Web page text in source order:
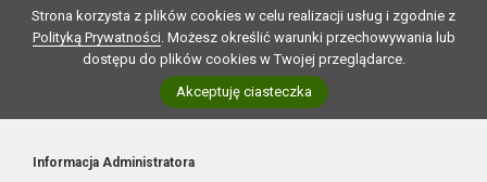
Strona korzysta z plików cookies w celu realizacji usług i zgodnie z
Polityką Prywatności. Możesz określić warunki przechowywania lub
dostępu do plików cookies w Twojej przeglądarce.
Akceptuję ciasteczka
Informacja Administratora